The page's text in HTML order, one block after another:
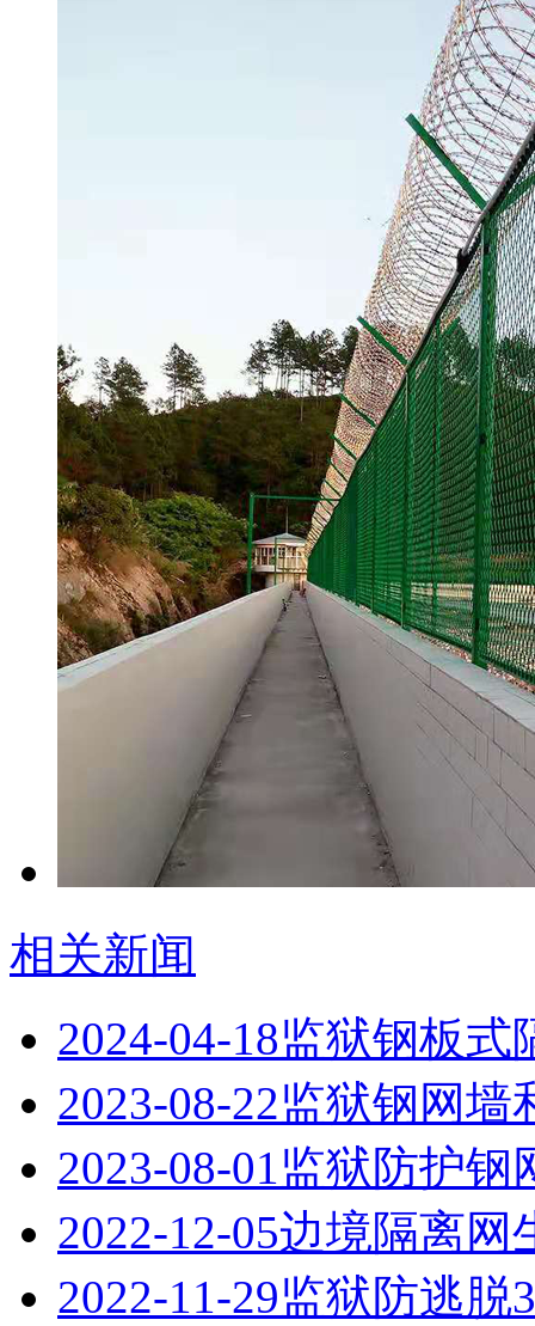
相关新闻
2024-04-18监狱钢板式
2023-08-22监狱钢网墙
2023-08-01监狱防护钢
2022-12-05边境隔离网
2022-11-29监狱防逃脱